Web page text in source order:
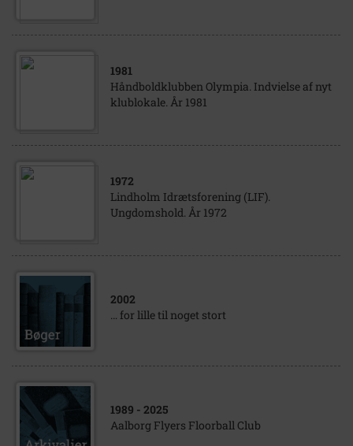
1981
Håndboldklubben Olympia. Indvielse af nyt
klublokale. År 1981
1972
Lindholm Idrætsforening (LIF).
Ungdomshold. År 1972
2002
… for lille til noget stort
1989 - 2025
Aalborg Flyers Floorball Club